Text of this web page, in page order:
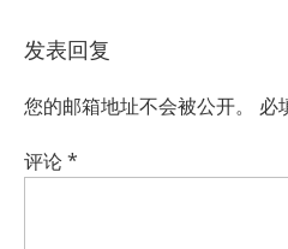
发表回复
您的邮箱地址不会被公开。 必
评论*